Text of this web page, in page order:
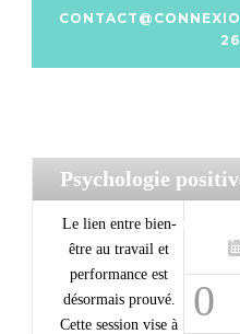
Psychologie
Techniques de
Le lien entre bien-
être au travail et
performance est
désormais prouvé.
Cette session vise à
0